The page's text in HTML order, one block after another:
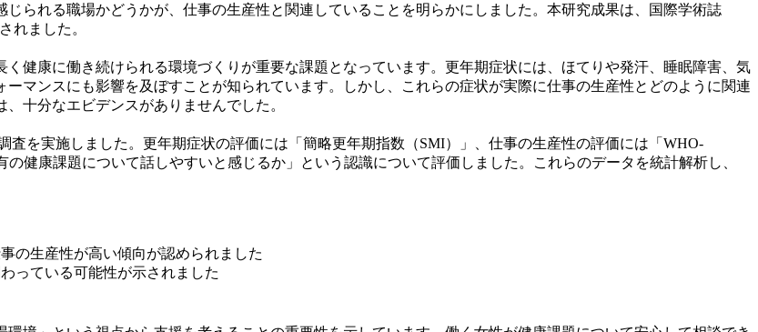
られる職場かどうかが、仕事の生産性と関連していることを明らかにしました。本研究成果は、国際学術誌
れました。
健康に働き続けられる環境づくりが重要な課題となっています。更年期症状には、ほてりや発汗、睡眠障害、気
マンスにも影響を及ぼすことが知られています。しかし、これらの症状が実際に仕事の生産性とどのように関連
十分なエビデンスがありませんでした。
を実施しました。更年期症状の評価には「簡略更年期指数（SMI）」、仕事の生産性の評価には「WHO-
健康課題について話しやすいと感じるか」という認識について評価しました。これらのデータを統計解析し、
の生産性が高い傾向が認められました
っている可能性が示されました